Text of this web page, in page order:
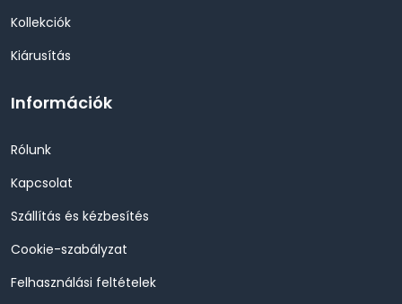
Kollekciók
Kiárusítás
Információk
Rólunk
Kapcsolat
Szállítás és kézbesítés
Cookie-szabályzat
Felhasználási feltételek